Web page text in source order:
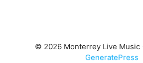
© 2026 Monterrey Live Music
GeneratePress